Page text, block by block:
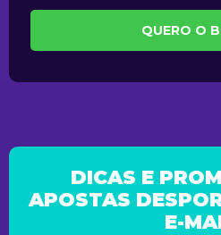
QUERO O
DICAS E
APOSTAS
E-